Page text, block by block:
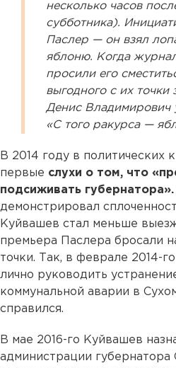
несколько часов
субботника).
Паслер — он взял
яблоню. Когда
просили его
выгодного с их точки
Денис Владимирович
«С того ракурса —
В 2014 году в политических
первые слухи о том, что
подсиживать губернатора».
демонстрировал
Куйвашев стал меньше
премьера Паслера бросали
точки. Так, в феврале 2014-
лично руководить
коммунальной аварии в
справился.
В мае 2016-го Куйвашев
администрации губернатора